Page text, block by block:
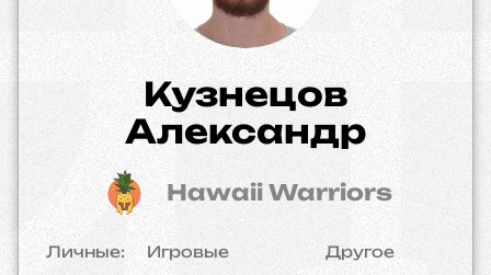
Кузнецов
Александр
Hawaii Warriors
Личные:
Игровые
Другое